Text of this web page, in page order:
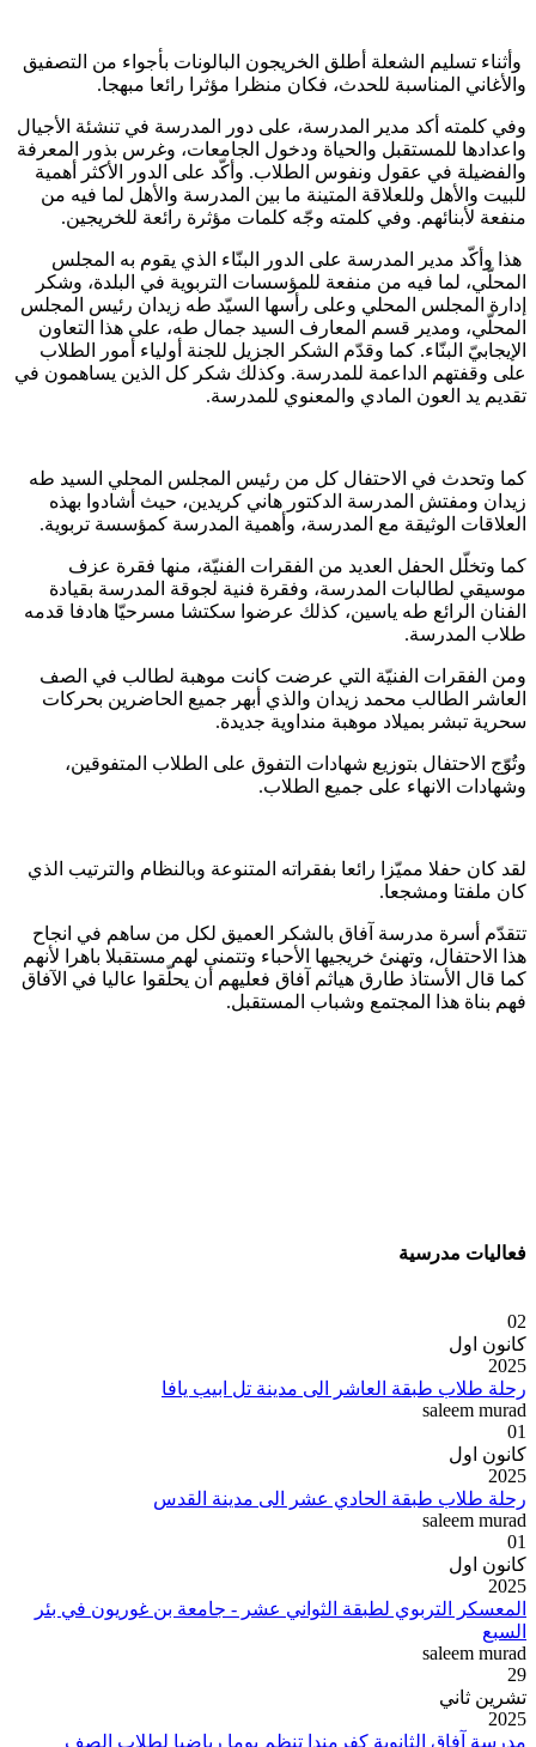
وأثناء تسليم الشعلة أطلق الخريجون البالونات بأجواء من التصفيق
والأغاني المناسبة للحدث، فكان منظرا مؤثرا رائعا مبهجا.
وفي كلمته أكد مدير المدرسة، على دور المدرسة في تنشئة الأجيال
واعدادها للمستقبل والحياة ودخول الجامعات، وغرس بذور المعرفة
والفضيلة في عقول ونفوس الطلاب. وأكّد على الدور الأكثر أهمية
للبيت والأهل وللعلاقة المتينة ما بين المدرسة والأهل لما فيه من
منفعة لأبنائهم. وفي كلمته وجّه كلمات مؤثرة رائعة للخريجين.
هذا وأكّد مدير المدرسة على الدور البنّاء الذي يقوم به المجلس
المحلّي، لما فيه من منفعة للمؤسسات التربوية في البلدة، وشكر
إدارة المجلس المحلي وعلى رأسها السيّد طه زيدان رئيس المجلس
المحلّي، ومدير قسم المعارف السيد جمال طه، على هذا التعاون
الإيجابيّ البنّاء. كما وقدّم الشكر الجزيل للجنة أولياء أمور الطلاب
على وقفتهم الداعمة للمدرسة. وكذلك شكر كل الذين يساهمون في
تقديم يد العون المادي والمعنوي للمدرسة.
كما وتحدث في الاحتفال كل من رئيس المجلس المحلي السيد طه
زيدان ومفتش المدرسة الدكتور هاني كريدين، حيث أشادوا بهذه
العلاقات الوثيقة مع المدرسة، وأهمية المدرسة كمؤسسة تربوية.
كما وتخلّل الحفل العديد من الفقرات الفنيّة، منها فقرة عزف
موسيقي لطالبات المدرسة، وفقرة فنية لجوقة المدرسة بقيادة
الفنان الرائع طه ياسين، كذلك عرضوا سكتشا مسرحيّا هادفا قدمه
طلاب المدرسة.
ومن الفقرات الفنيّة التي عرضت كانت موهبة لطالب في الصف
العاشر الطالب محمد زيدان والذي أبهر جميع الحاضرين بحركات
سحرية تبشر بميلاد موهبة منداوية جديدة.
وتُوّج الاحتفال بتوزيع شهادات التفوق على الطلاب المتفوقين،
وشهادات الانهاء على جميع الطلاب.
لقد كان حفلا مميّزا رائعا بفقراته المتنوعة وبالنظام والترتيب الذي
كان ملفتا ومشجعا.
تتقدّم أسرة مدرسة آفاق بالشكر العميق لكل من ساهم في انجاح
هذا الاحتفال، وتهنئ خريجيها الأحباء وتتمنى لهم مستقبلا باهرا لأنهم
كما قال الأستاذ طارق هياثم آفاق فعليهم أن يحلّقوا عاليا في الآفاق
فهم بناة هذا المجتمع وشباب المستقبل.
فعاليات مدرسية
02
كانون اول
2025
رحلة طلاب طبقة العاشر الى مدينة تل ابيب يافا
saleem murad
01
كانون اول
2025
رحلة طلاب طبقة الحادي عشر الى مدينة القدس
saleem murad
01
كانون اول
2025
المعسكر التربوي لطبقة الثواني عشر - جامعة بن غوريون في بئر
السبع
saleem murad
29
تشرين ثاني
2025
مدرسة آفاق الثانوية كفرمندا تنظم يوما رياضيا لطلاب الصف